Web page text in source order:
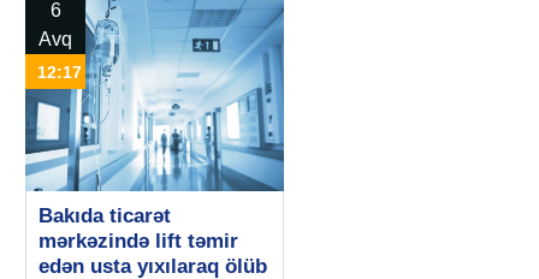
6
Avq
12:17
Bakıda ticarət
mərkəzində lift təmir
edən usta yıxılaraq ölüb